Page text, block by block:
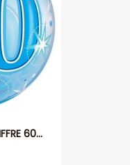
60...